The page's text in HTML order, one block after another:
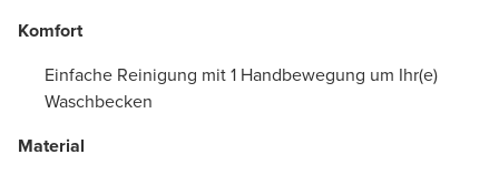
Komfort
Einfache Reinigung mit 1 Handbewegung um Ihr(e)
Waschbecken
Material